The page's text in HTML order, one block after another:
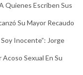
Quienes Escriben Sus
Su Mayor Recaudo
Inocente”: Jorge
Sexual En Su